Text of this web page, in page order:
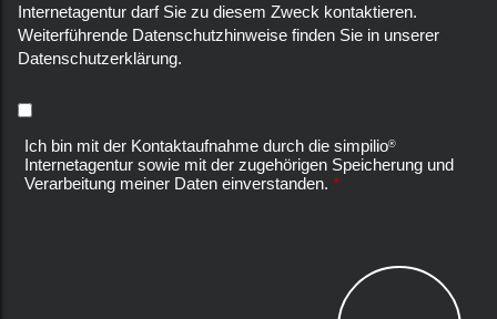
Internetagentur darf Sie zu diesem Zweck kontaktieren.
Weiterführende Datenschutzhinweise finden Sie in unserer
Datenschutzerklärung.
Ich bin mit der Kontaktaufnahme durch die simpilio®
Internetagentur sowie mit der zugehörigen Speicherung und
Verarbeitung meiner Daten einverstanden.*